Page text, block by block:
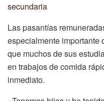
secundaria
Las pasantías
especialmente importante
que muchos de sus
en trabajos de comida
inmediato.